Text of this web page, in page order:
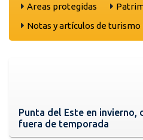
Areas protegidas
Notas y artículos de turismo
Punta del Este en invierno,
fuera de temporada